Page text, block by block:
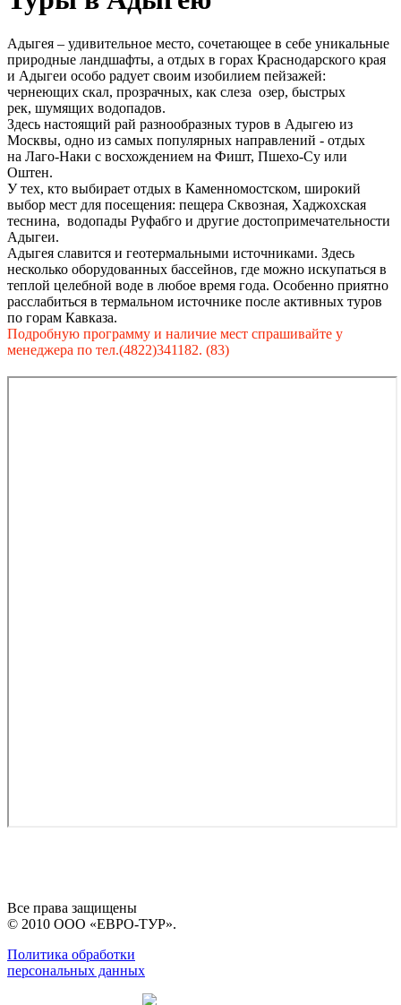
Адыгея – удивительное место, сочетающее в себе уникальные
природные ландшафты, а отдых в горах Краснодарского края
и Адыгеи особо радует своим изобилием пейзажей:
чернеющих скал, прозрачных, как слеза озер, быстрых
рек, шумящих водопадов.
Здесь настоящий рай разнообразных туров в Адыгею из
Москвы, одно из самых популярных направлений - отдых
на Лаго-Наки с восхождением на Фишт, Пшехо-Су или
Оштен.
У тех, кто выбирает отдых в Каменномостском, широкий
выбор мест для посещения: пещера Сквозная, Хаджохская
теснина, водопады Руфабго и другие достопримечательности
Адыгеи.
Адыгея славится и геотермальными источниками. Здесь
несколько оборудованных бассейнов, где можно искупаться в
теплой целебной воде в любое время года. Особенно приятно
расслабиться в термальном источнике после активных туров
по горам Кавказа.
Подробную программу и наличие мест спрашивайте у
менеджера по тел.(4822)341182. (83)
Все права защищены
© 2010 ООО «ЕВРО-ТУР».
Политика обработки
персональных данных